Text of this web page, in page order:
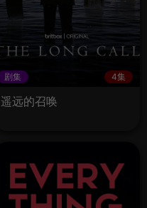
剧集 4集
遥远的召唤